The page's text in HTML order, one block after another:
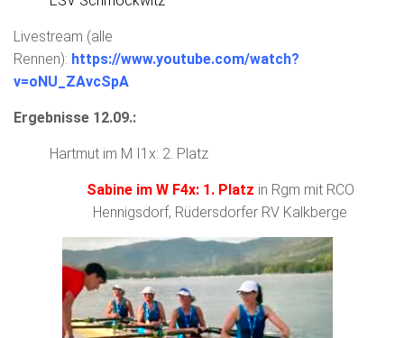
Livestream (alle
Rennen): https://www.youtube.com/watch?
v=oNU_ZAvcSpA
Ergebnisse 12.09.:
Hartmut im M I1x: 2. Platz
Sabine im W F4x: 1. Platz in Rgm mit RCO
Hennigsdorf, Rüdersdorfer RV Kalkberge